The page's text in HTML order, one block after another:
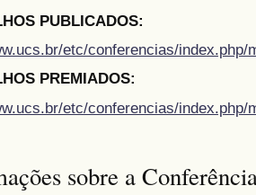
PUBLICADOS:
etc/conferencias/
PREMIADOS:
etc/conferencias/index.php/
sobre a